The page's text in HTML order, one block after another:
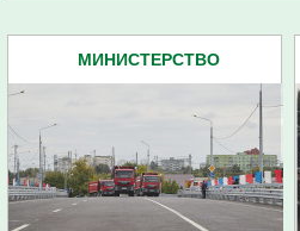
МИНИСТЕРСТВО
ПЕНЗЕНСКОЙ ОБЛАСТИ (12)